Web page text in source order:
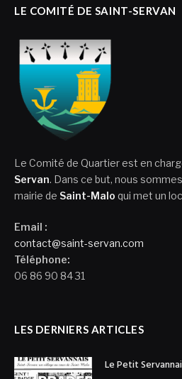
LE COMITÉ DE SAINT-SERVAN
Le Comité de Quartier est en
Servan. Dans ce but, nous
mairie de Saint-Malo qui met un
Email :
contact@saint-servan.com
Téléphone:
06 86 90 84 31
LES DERNIERS ARTICLES
Le Petit